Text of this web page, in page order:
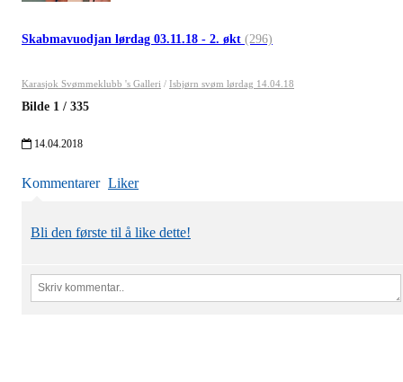
Skabmavuodjan lørdag 03.11.18 - 2. økt (296)
Karasjok Svømmeklubb 's Galleri / Isbjørn svøm lørdag 14.04.18
Bilde 1 / 335
14.04.2018
Kommentarer Liker
Bli den første til å like dette!